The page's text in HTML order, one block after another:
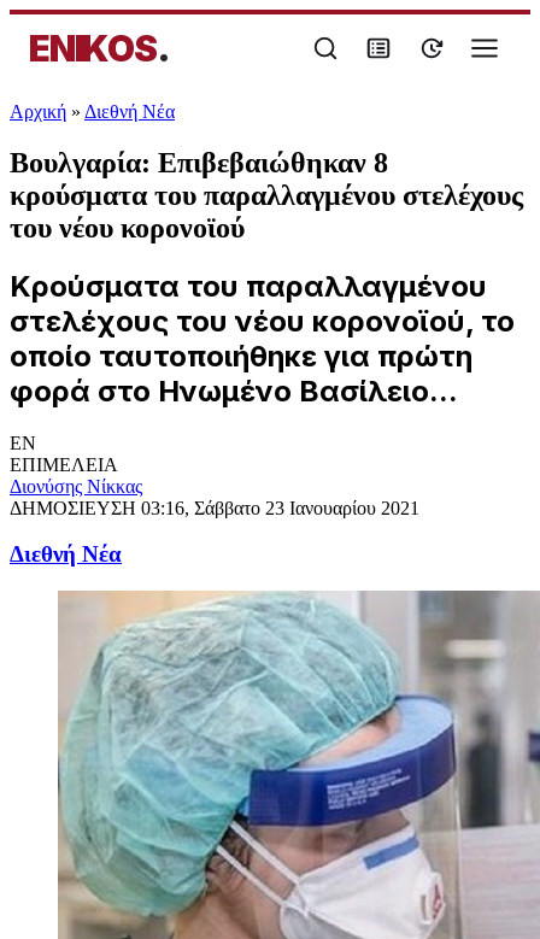
ENIKOS.
Αρχική » Διεθνή Νέα
Βουλγαρία: Επιβεβαιώθηκαν 8
κρούσματα του παραλλαγμένου στελέχους
του νέου κορονοϊού
Κρούσματα του παραλλαγμένου
στελέχους του νέου κορονοϊού, το
οποίο ταυτοποιήθηκε για πρώτη
φορά στο Ηνωμένο Βασίλειο...
EN
ΕΠΙΜΕΛΕΙΑ
Διονύσης Νίκκας
ΔΗΜΟΣΙΕΥΣΗ 03:16, Σάββατο 23 Ιανουαρίου 2021
Διεθνή Νέα